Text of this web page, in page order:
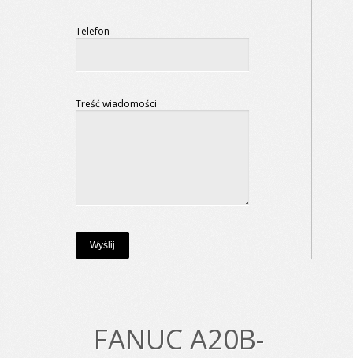
Telefon
Treść wiadomości
FANUC A20B-